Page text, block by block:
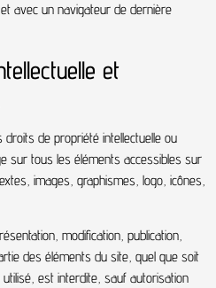
avec un navigateur de dernière
et
droits de propriété intellectuelle ou
sur tous les éléments accessibles sur
images, graphismes, logo, icônes,
modification, publication,
des éléments du site, quel que soit
est interdite, sauf autorisation